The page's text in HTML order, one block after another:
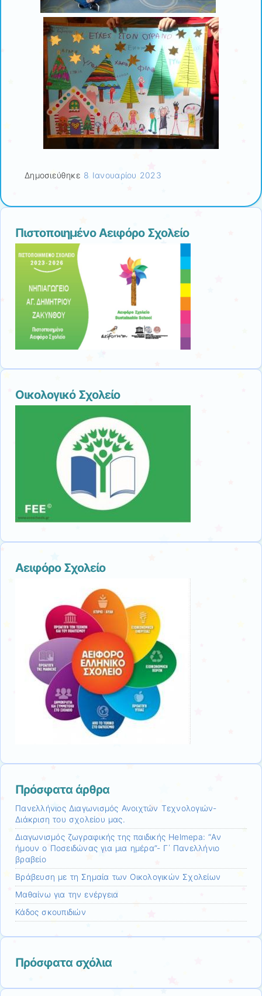
Δημοσιεύθηκε 8 Ιανουαρίου 2023
Πιστοποιημένο Αειφόρο Σχολείο
Οικολογικό Σχολείο
Αειφόρο Σχολείο
Πρόσφατα άρθρα
Πανελλήνιος Διαγωνισμός Ανοιχτών Τεχνολογιών-
Διάκριση του σχολείου μας.
Διαγωνισμός ζωγραφικής της παιδικής Helmepa: “Αν
ήμουν ο Ποσειδώνας για μια ημέρα”- Γ΄ Πανελλήνιο
βραβείο
Βράβευση με τη Σημαία των Οικολογικών Σχολείων
Μαθαίνω για την ενέργεια
Κάδος σκουπιδιών
Πρόσφατα σχόλια